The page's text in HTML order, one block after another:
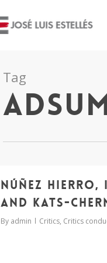
Tag
Núñez Hierro,
and Kats-
By admin Critics, Critics